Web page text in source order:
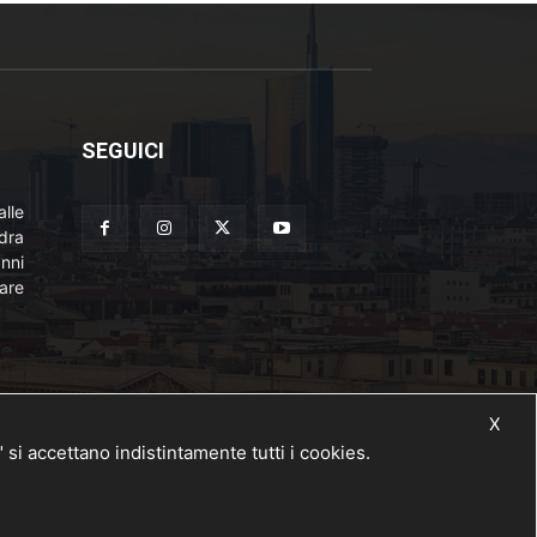
SEGUICI
X
si accettano indistintamente tutti i cookies.